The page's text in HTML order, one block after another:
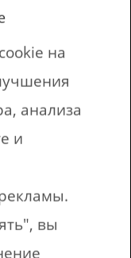
принтере.
страницы
страницах
на
на
анализа
и
вы